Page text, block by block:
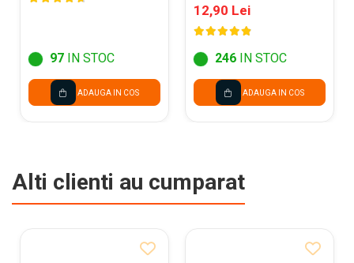
97 IN STOC
ADAUGA IN COS
12,90 Lei
246 IN STOC
ADAUGA IN COS
Alti clienti au cumparat